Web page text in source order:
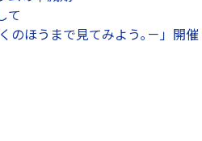
て
のほうまで見てみよう｡－」開催